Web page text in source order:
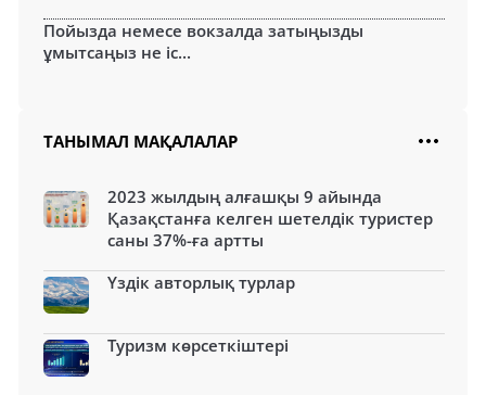
Пойызда немесе вокзалда затыңызды
ұмытсаңыз не іс...
ТАНЫМАЛ МАҚАЛАЛАР
2023 жылдың алғашқы 9 айында
Қазақстанға келген шетелдік туристер
саны 37%-ға артты
Үздік авторлық турлар
Туризм көрсеткіштері